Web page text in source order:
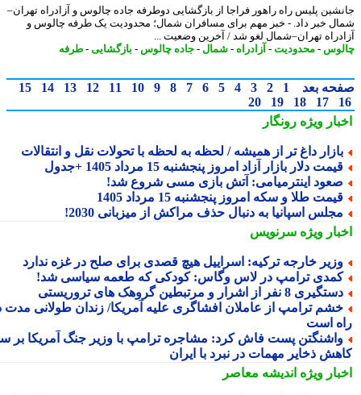
پلیس راه راهور فراجا از بازگشایی دوطرفه جاده چالوس و آزادراه تهران–
خبر داد. - خبر مهم برای مسافران شمال؛ محدودیت یک طرفه چالوس و
تهران–شمال لغو شد / آخرین وضعیت ...
-محدودیت-آزادراه - شمال-جاده چالوس-بازگشایی-طرفه
بعد 1
2
3
4
5
6
7
8
9
10
11
12
13
14
15
17
18
19
20
ویژهرونگار
داغ تر از همیشه / لحظه به لحظه با تحولات نقل و انتقالات
دلار بازار آزاد امروز پنجشنبه 15 مرداد 1405 +جدول
اینترمیامی: آتش بازی مسی شروع شد!
طلا و سکه امروز پنجشنبه 15 مرداد 1405
اسپانیا به دنبال حذف مراکش از میزبانی 2030!
ویژهسرنویس
خارجه ترکیه: اسراییل هیچ قصدی برای صلح در غزه ندارد
ترامپ در لاس وگاس: کودکی که طعمه سیاسی شد!
8 نفر از اشرار و مرتبطین گروهک های تروریستی
ترامپ از عاملان افشاگری علیه آمریکا/ زندان طولانی مدت در
است
پست فاش کرد: مشاجره ترامپ با وزیر جنگ آمریکا بر سر
ذخایر مهمات در نبرد با ایران
ویژهاندیشه معاصر